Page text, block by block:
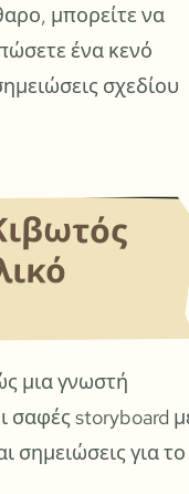
μπορείτε να
ένα κενό
σχεδίου
μια γνωστή
σαφές storyboard
σημειώσεις για το